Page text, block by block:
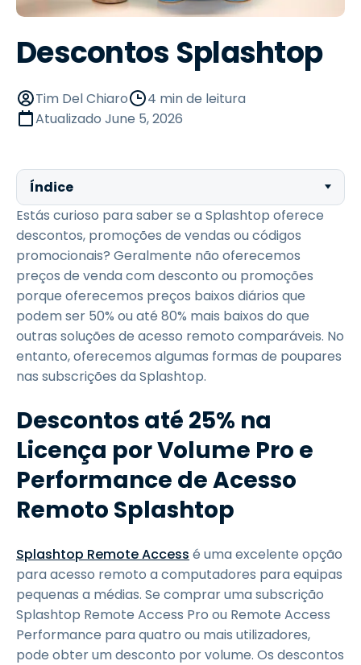
Descontos Splashtop
Tim Del Chiaro
4 min de leitura
Atualizado June 5, 2026
Índice
Estás curioso para saber se a Splashtop oferece
descontos, promoções de vendas ou códigos
promocionais? Geralmente não oferecemos
preços de venda com desconto ou promoções
porque oferecemos preços baixos diários que
podem ser 50% ou até 80% mais baixos do que
outras soluções de acesso remoto comparáveis. No
entanto, oferecemos algumas formas de poupares
nas subscrições da Splashtop.
Descontos até 25% na
Licença por Volume Pro e
Performance de Acesso
Remoto Splashtop
Splashtop Remote Access é uma excelente opção
para acesso remoto a computadores para equipas
pequenas a médias. Se comprar uma subscrição
Splashtop Remote Access Pro ou Remote Access
Performance para quatro ou mais utilizadores,
pode obter um desconto por volume. Os descontos